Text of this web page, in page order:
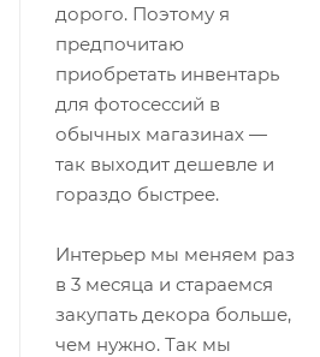
дорого. Поэтому я
предпочитаю
приобретать инвентарь
для фотосессий в
обычных магазинах —
так выходит дешевле и
гораздо быстрее.
Интерьер мы меняем раз
в 3 месяца и стараемся
закупать декора больше,
чем нужно. Так мы